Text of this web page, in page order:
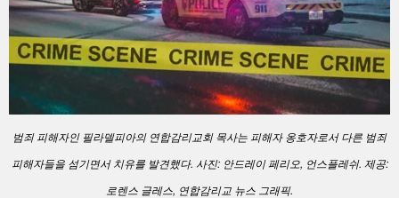
범죄 피해자인 필라델피아의 연합감리교회 목사는 피해자 옹호자로서 다른 범죄
피해자들을 섬기면서 치유를 발견했다. 사진: 안드레이 페리오, 언스플레쉬. 제공:
로렌스 글레스, 연합감리교 뉴스 그래픽.